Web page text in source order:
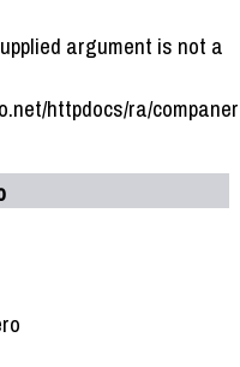
argument is not a
httpdocs/ra/